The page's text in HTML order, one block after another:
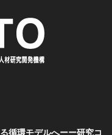
循環モデルへーー研究コ